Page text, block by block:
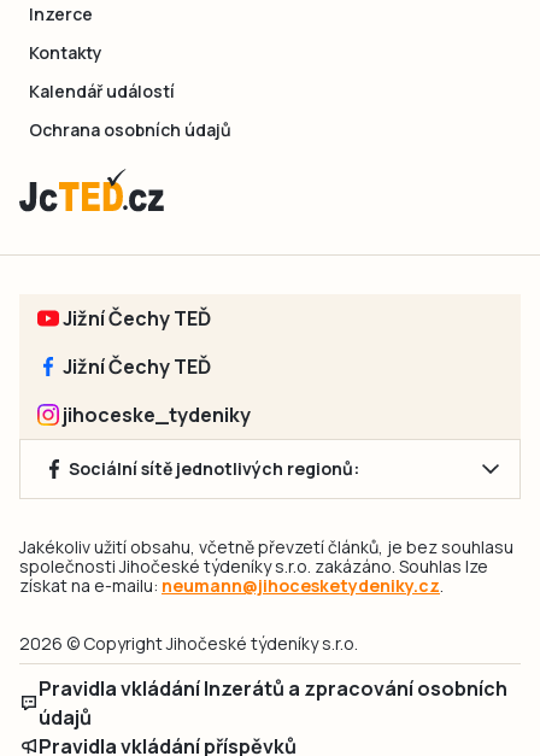
Inzerce
Kontakty
Kalendář událostí
Ochrana osobních údajů
Jižní Čechy TEĎ
Jižní Čechy TEĎ
jihoceske_tydeniky
Sociální sítě jednotlivých regionů:
Jakékoliv užití obsahu, včetně převzetí článků, je bez souhlasu
společnosti Jihočeské týdeníky s.r.o. zakázáno. Souhlas lze
získat na e-mailu: neumann@jihocesketydeniky.cz
2026 © Copyright Jihočeské týdeníky s.r.o.
Pravidla vkládání Inzerátů a zpracování osobních
údajů
Pravidla vkládání příspěvků